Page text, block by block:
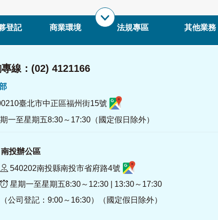
登記 商業環境 法規專區 其他業務
線：(02) 4121166
部
臺北市中正區福州街15號
一至星期五8:30～17:30（國定假日除外）
南投辦公區
540202南投縣南投市省府路4號
星期一至星期五8:30～12:30 | 13:30～17:30
（公司登記：9:00～16:30）（國定假日除外）